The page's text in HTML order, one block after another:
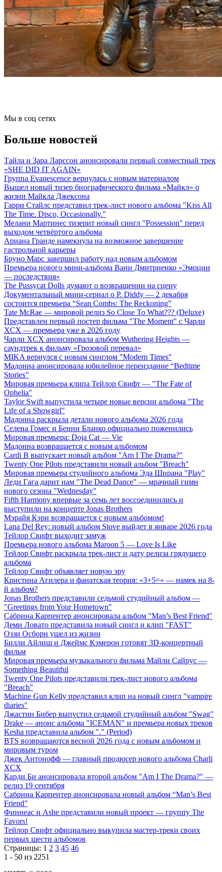
Мы в соц сетях
Больше новостей
Тайла и Зара Ларссон анонсировали первый совместный трек
«SHE DID IT AGAIN»
Группа Evanescence вернулась с новым материалом
Вышел новый тизер биографического фильма «Майкл» о
жизни Майкла Джексона
Гарри Стайлс представил трек-лист нового альбома "Kiss All
The Time. Disco, Occasionally."
Мелани Мартинес тизерит новый сингл "Possession" перед
выходом четвёртого альбома
Ариана Гранде намекнула на возможное завершение
гастрольной карьеры
Бруно Марс завершил работу над новым альбомом
Премьера нового мини-альбома Вани Дмитриенко «Эмоции
— последствия»
The Pussycat Dolls думают о возвращении на сцену
Документальный мини-сериал о P. Diddy — 2 декабря
состоится премьера “Sean Combs: The Reckoning”
Tate McRae — мировой релиз So Close To What??? (Deluxe)
Представлен первый постер фильма "The Moment" с Чарли
XCX — премьера уже в 2026 году
Чарли XCX анонсировала альбом Wuthering Heights —
саундтрек к фильму «Грозовой перевал»
MIKA вернулся с новым синглом "Modern Times"
Мадонна анонсировала юбилейное переиздание “Bedtime
Stories”
Мировая премьера клипа Тейлор Свифт — "The Fate of
Ophelia"
Taylor Swift выпустила четыре новые версии альбома "The
Life of a Showgirl"
Мадонна раскрыла детали нового альбома 2026 года
Селена Гомес и Бенни Бланко официально поженились
Мировая премьера: Doja Cat — Vie
Мадонна возвращается с новым альбомом
Cardi B выпускает новый альбом "Am I The Drama?"
Twenty One Pilots представили новый альбом "Breach"
Мировая премьера студийного альбома Эда Ширана "Play"
Леди Гага дарит нам "The Dead Dance" — мрачный гимн
нового сезона "Wednesday"
Fifth Harmony впервые за семь лет воссоединились и
выступили на концерте Jonas Brothers
Мэрайя Кэри возвращается с новым альбомом!
Lana Del Rey: новый альбом Stove выйдет в январе 2026 года
Тейлор Свифт выходит замуж
Премьера нового альбома Maroon 5 — Love Is Like
Тейлор Свифт раскрыла трек-лист и дату релиза грядущего
альбома
Тейлор Свифт объявляет новую эру
Кристина Агилера и фанатская теория: «3+5=» — намек на 8-
й альбом?
Jonas Brothers представили седьмой студийный альбом —
"Greetings from Your Hometown"
Сабрина Карпентер анонсировала альбом "Man’s Best Friend"
Деми Ловато представила новый сингл и клип "FAST"
Оззи Осборн ушел из жизни
Билли Айлиш и Джеймс Кэмерон готовят 3D-концертный
фильм
Мировая премьера музыкального фильма Майли Сайрус —
Something Beautiful
Twenty One Pilots представили трек-лист нового альбома
"Breach"
Machine Gun Kelly представил клип на новый сингл "vampire
diaries"
Джастин Бибер выпустил седьмой студийный альбом "Swag"
Drake — анонс альбома "ICEMAN" и премьера новых треков
Kesha представила альбом "." (Period)
BTS возвращаются весной 2026 года с новым альбомом и
мировым туром
Джек Антонофф — главный продюсер нового альбома Charli
XCX
Карди Би анонсировала второй альбом "Am I The Drama?" —
релиз 19 сентября
Сабрина Карпентер анонсировала новый альбом “Man’s Best
Friend”
Финнеас и Ashe представили новый проект — группу The
Favors!
Тейлор Свифт официально выкупила мастер-треки своих
первых шести альбомов
Страницы: 1 2 3 45 46
1 - 50 из 2251